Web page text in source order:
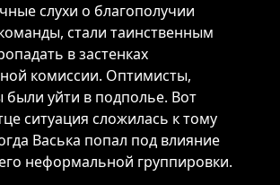
слухи о благополучии
стали таинственным
в застенках
комиссии. Оптимисты,
уйти в подполье. Вот
ситуация сложилась к тому
Васька попал под влияние
неформальной группировки.